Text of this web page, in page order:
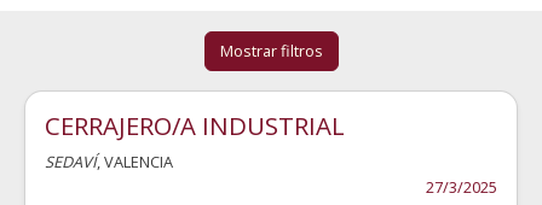
Mostrar filtros
CERRAJERO/A INDUSTRIAL
SEDAVÍ, VALENCIA
27/3/2025